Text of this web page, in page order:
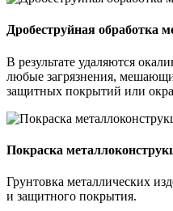
Дробеструйная обработка
В результате удаляются
любые загрязнения,
защитных покрытий или
Покраска
Грунтовка металлических
и защитного покрытия.